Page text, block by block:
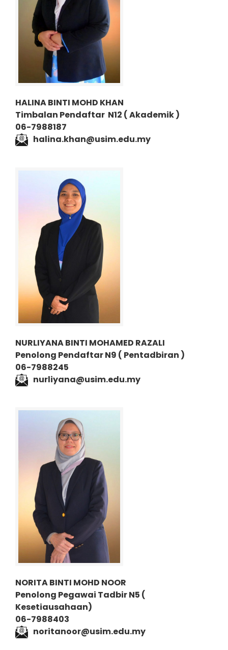
HALINA BINTI MOHD KHAN
Timbalan Pendaftar N12 ( Akademik )
06-7988187
halina.khan@usim.edu.my
NURLIYANA BINTI MOHAMED RAZALI
Penolong Pendaftar N9 ( Pentadbiran )
06-7988245
nurliyana@usim.edu.my
NORITA BINTI MOHD NOOR
Penolong Pegawai Tadbir N5 (
Kesetiausahaan)
06-7988403
noritanoor@usim.edu.my